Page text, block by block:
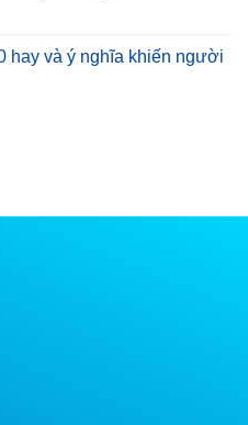
hay và ý nghĩa khiến người